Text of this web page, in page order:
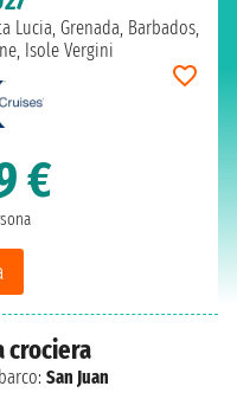
Lucia, Grenada, Barbados,
Isole Vergini
€
crociera
San Juan